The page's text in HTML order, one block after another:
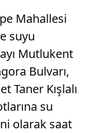
Mahallesi
suyu
Mutlukent
Bulvarı,
Taner Kışlalı
su
olarak saat